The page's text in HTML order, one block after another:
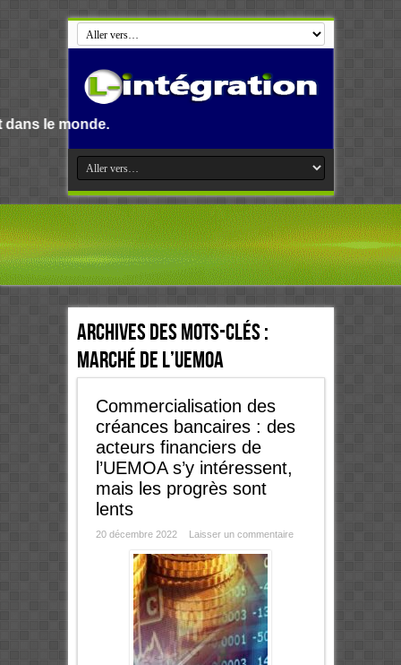
Archives des mots-clés :
Marché de l’Uemoa
Commercialisation des
créances bancaires : des
acteurs financiers de
l’UEMOA s’y intéressent,
mais les progrès sont
lents
20 décembre 2022 Laisser un commentaire